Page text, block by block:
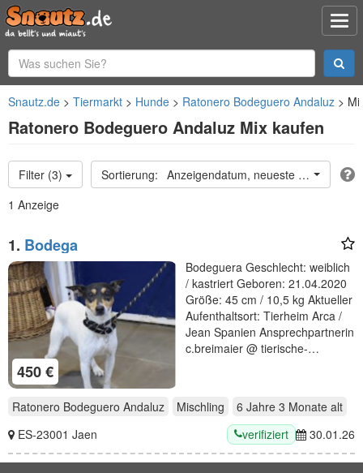
Snautz.de Tiermarkt Hunde Ratonero Bodeguero Andaluz
Ratonero Bodeguero Andaluz Mix kaufen
Filter (3)
Anzeigendatum, neueste oben
1 Anzeige
1. Bodega
450 €
Bodeguera Geschlecht: weiblich
/ kastriert Geboren: 21.04.2020
Größe: 45 cm / 10,5 kg Aktueller
Aufenthaltsort: Tierheim Arca /
Jean Spanien Ansprechpartnerin
c.breimaier @ tierische-…
Ratonero Bodeguero Andaluz Mischling 6 Jahre 3 Monate alt
ES-23001 Jaen
verifiziert 30.01.26